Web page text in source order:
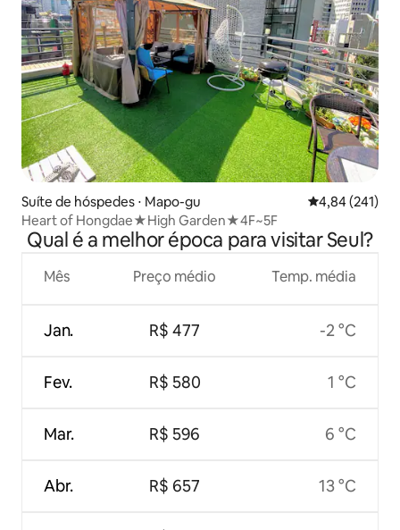
Suíte de hóspedes ⋅ Mapo-gu 4,84 de uma
4,84 (241)
Heart of Hongdae★High Garden★4F~5F
Qual é a melhor época para visitar Seul?
Mês
Jan.
Fev.
Mar.
Abr.
Preço médio
R$ 477
R$ 580
R$ 596
R$ 657
Temp. média
-2 °C
1 °C
6 °C
13 °C